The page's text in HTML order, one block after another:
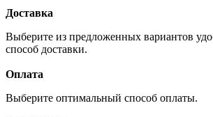
Доставка
Выберите из предложенных вариантов
способ доставки.
Оплата
Выберите оптимальный способ оплаты.